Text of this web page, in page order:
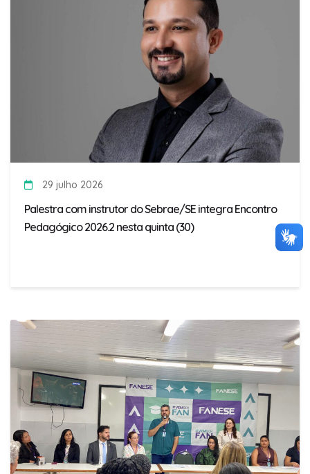
29 julho 2026
Palestra com instrutor do Sebrae/SE integra Encontro
Pedagógico 2026.2 nesta quinta (30)